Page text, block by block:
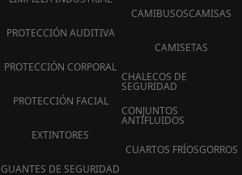
PROTECCIÓN AUDITIVA
PROTECCIÓN CORPORAL
PROTECCIÓN FACIAL
EXTINTORES
GUANTES DE SEGURIDAD
CAMIBUSOSCAMISAS
CAMISETAS
CHALECOS DE
SEGURIDAD
CONJUNTOS
ANTIFLUIDOS
CUARTOS FRÍOSGORROS